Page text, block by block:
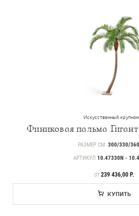
Искусственный
Финиковая пальма
РАЗМЕР СМ. 300/330/
АРТИКУЛ 10.47330N -
ЦЕНА
ОТ239 436,00 Р.
КУПИТЬ